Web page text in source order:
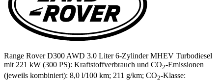
Range Rover D300 AWD 3.0 Liter 6-Zylinder MHEV Turbodiesel
mit 221 kW (300 PS): Kraftstoffverbrauch und CO2-Emissionen
(jeweils kombiniert): 8,0 l/100 km; 211 g/km; CO2-Klasse: